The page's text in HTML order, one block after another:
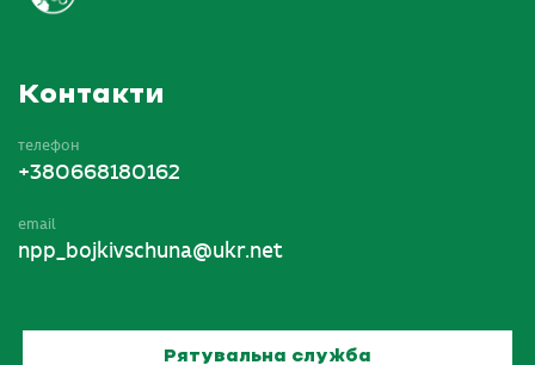
Контакти
телефон
+380668180162
email
npp_bojkivschuna@ukr.net
Рятувальна служба